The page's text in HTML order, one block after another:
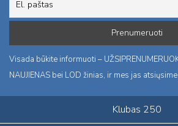
Visada būkite informuoti –
NAUJIENAS bei LOD žinias, ir mes jas
Klubas 250